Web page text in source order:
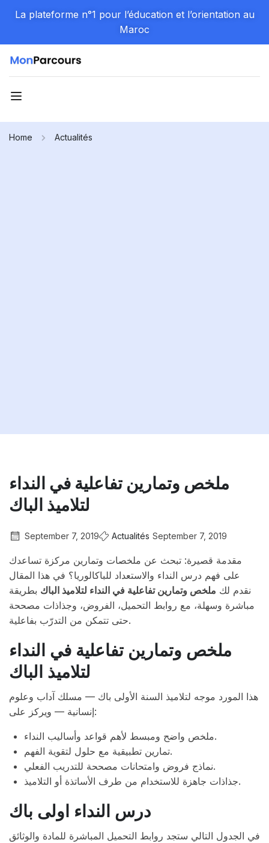
La plateforme n°1 pour l’éducation et l’orientation au
Maroc
Home Actualités
ملخص وتمارين تفاعلية في النداء
لتلاميذ الباك
September 7, 2019 Actualités September 7, 2019
مقدمة قصيرة: تبحث عن ملخصات وتمارين مركزة تساعدك
على فهم درس النداء والاستعداد للباكالوريا؟ في هذا المقال
نقدم لك ملخص وتمارين تفاعلية في النداء لتلاميذ الباك بطريقة
مباشرة وسهلة، مع روابط التحميل، الفروض، وجذاذات مصححة
حتى تتمكن من التدرّب بفاعلية.
ملخص وتمارين تفاعلية في النداء
لتلاميذ الباك
هذا المورد موجه لتلاميذ السنة الأولى باك — مسلك آداب وعلوم
إنسانية — ويركز على:
ملخص واضح ومبسط لأهم قواعد وأساليب النداء.
تمارين تطبيقية مع حلول لتقوية الفهم.
نماذج فروض وامتحانات مصححة للتدريب الفعلي.
جذاذات جاهزة للاستخدام من طرف الأساتذة أو التلاميذ.
درس النداء اولى باك
في الجدول التالي ستجد روابط التحميل المباشرة للمادة والوثائق